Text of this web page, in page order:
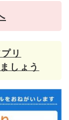
リ
しょう